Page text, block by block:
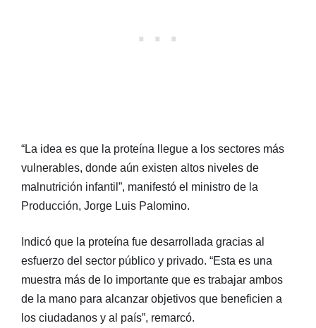
“La idea es que la proteína llegue a los sectores más
vulnerables, donde aún existen altos niveles de
malnutrición infantil”, manifestó el ministro de la
Producción, Jorge Luis Palomino.
Indicó que la proteína fue desarrollada gracias al
esfuerzo del sector público y privado. “Esta es una
muestra más de lo importante que es trabajar ambos
de la mano para alcanzar objetivos que beneficien a
los ciudadanos y al país”, remarcó.